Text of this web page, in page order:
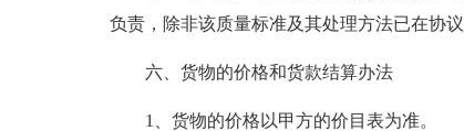
负责，除非该质量标准及其处理方法已在协议
六、货物的价格和货款结算办法
1、货物的价格以甲方的价目表为准。